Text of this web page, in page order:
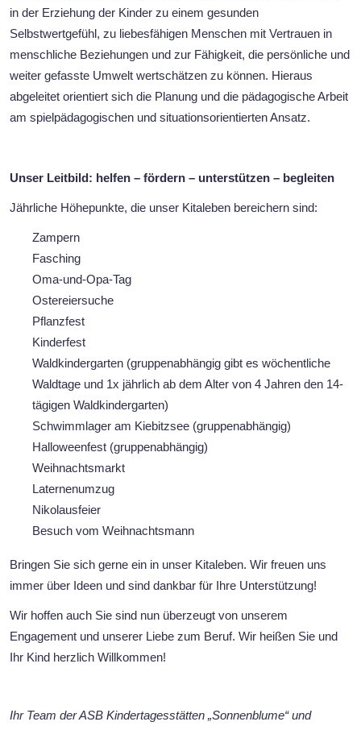
in der Erziehung der Kinder zu einem gesunden
Selbstwertgefühl, zu liebesfähigen Menschen mit Vertrauen in
menschliche Beziehungen und zur Fähigkeit, die persönliche und
weiter gefasste Umwelt wertschätzen zu können. Hieraus
abgeleitet orientiert sich die Planung und die pädagogische Arbeit
am spielpädagogischen und situationsorientierten Ansatz.
Unser Leitbild: helfen – fördern – unterstützen – begleiten
Jährliche Höhepunkte, die unser Kitaleben bereichern sind:
Zampern
Fasching
Oma-und-Opa-Tag
Ostereiersuche
Pflanzfest
Kinderfest
Waldkindergarten (gruppenabhängig gibt es wöchentliche
Waldtage und 1x jährlich ab dem Alter von 4 Jahren den 14-
tägigen Waldkindergarten)
Schwimmlager am Kiebitzsee (gruppenabhängig)
Halloweenfest (gruppenabhängig)
Weihnachtsmarkt
Laternenumzug
Nikolausfeier
Besuch vom Weihnachtsmann
Bringen Sie sich gerne ein in unser Kitaleben. Wir freuen uns
immer über Ideen und sind dankbar für Ihre Unterstützung!
Wir hoffen auch Sie sind nun überzeugt von unserem
Engagement und unserer Liebe zum Beruf. Wir heißen Sie und
Ihr Kind herzlich Willkommen!
Ihr Team der ASB Kindertagesstätten „Sonnenblume“ und